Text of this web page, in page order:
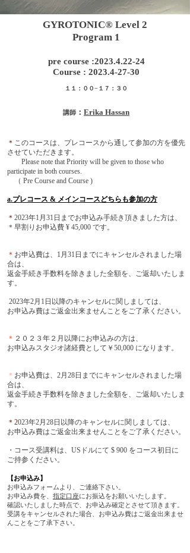
​GYROTONIC®︎ Level 2
Program 1
pre course :2023.4.22-24
Course : 2023.4-27-30
１１：００−１７：３０​
講師 ： Erika Hassan
＊ このコースは、プレコースから通して参加の方を優先
させていただきます。
Please note that Priority will be given to those who
participate in both courses.
（ Pre Course and Course )
a.プレコース & メインコースどちらも参加の方
＊ 2023年1月31日までお申込み手続き頂きました方は、
＊早割りお申込費 ¥ 45,000 です。
＊ お申込費は、1月31日までにキャンセルされました場
合は、
返金手続き手数料を除きました全額を、ご返却いたしま
す。
2023年2月1日以降のキャンセルに関しましては、
お申込み費はご返金出来ませんことをご了承ください。
＊ ２０２３年２月以降にお申込みの方は、
お申込みスタジオ諸経費として￥50,000 になります。
＊ お申込費は、2月28日までにキャンセルされました場
合は、
返金手続き手数料を除きました全額を、ご返却いたしま
す。
＊2023年2月28日以降のキャンセルに関しましては、
お申込み費はご返金出来ませんことをご了承ください。
・コース受講料は、USドルにて $ 900 をコース初日に
ご持参ください。
【お申込み】
お申込みフォームより、ご連絡下さい。
お申込み費を、 指定口座にお振込をお願いいたします。
確認いたしました時点で、お申込み確定とさせて頂きます。
受講をキャンセルされた場合、お申込み費はご返金出来ませ
んことをご了承下さい。